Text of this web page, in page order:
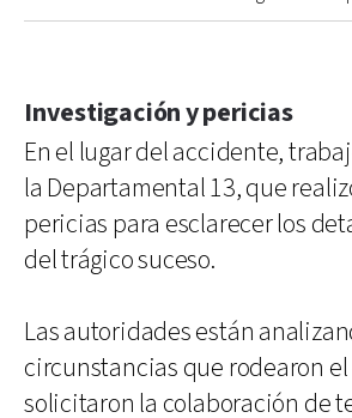
Investigación y pericias
En el lugar del accidente,
la Departamental 13, que
pericias para esclarecer los
del trágico suceso.
Las autoridades están
circunstancias que rodearon
solicitaron la colaboración de